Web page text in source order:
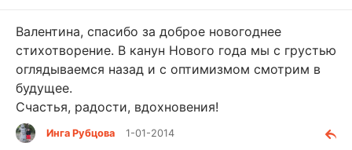
Валентина, спасибо за доброе новогоднее
стихотворение. В канун Нового года мы с грустью
оглядываемся назад и с оптимизмом смотрим в
будущее.
Счастья, радости, вдохновения!
Инга Рубцова 1-01-2014